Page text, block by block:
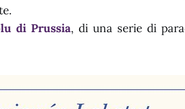
di Prussia, di una serie di